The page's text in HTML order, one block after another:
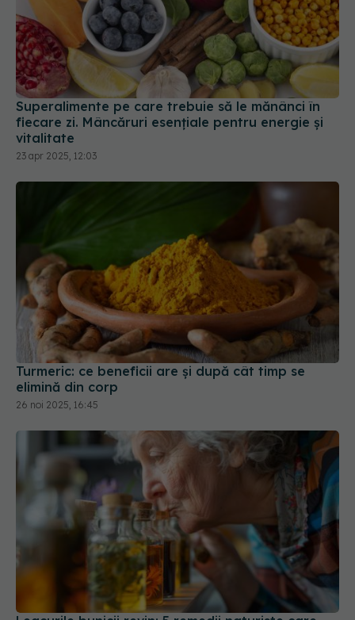
Superalimente pe care trebuie să le mănânci în
fiecare zi. Mâncăruri esențiale pentru energie și
vitalitate
23 apr 2025, 12:03
Turmeric: ce beneficii are și după cât timp se
elimină din corp
26 noi 2025, 16:45